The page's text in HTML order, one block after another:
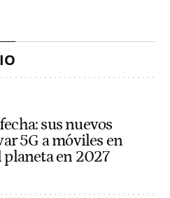
sus nuevos
5G a móviles en
en 2027